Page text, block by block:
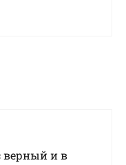
верный и в